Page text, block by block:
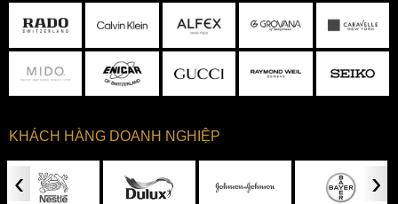
KHÁCH HÀNG DOANH NGHIỆP
‹ ›